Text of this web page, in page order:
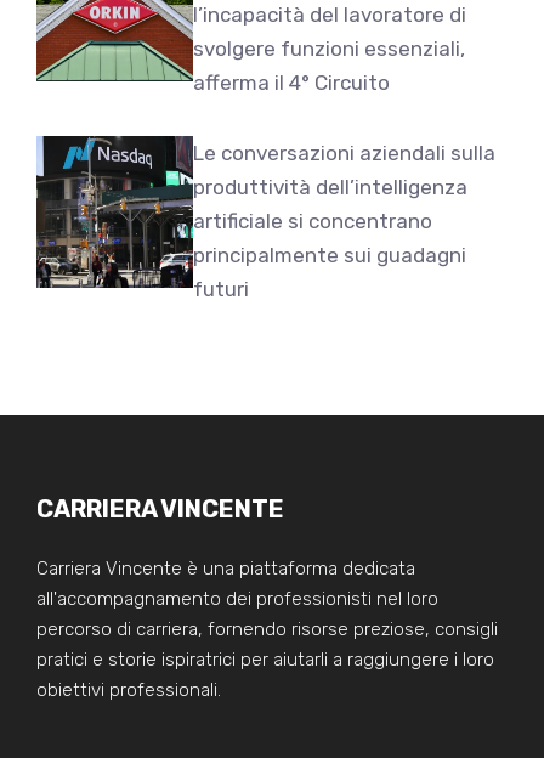
l’incapacità del lavoratore di
svolgere funzioni essenziali,
afferma il 4° Circuito
Le conversazioni aziendali sulla
produttività dell’intelligenza
artificiale si concentrano
principalmente sui guadagni
futuri
CARRIERA VINCENTE
Carriera Vincente è una piattaforma dedicata
all'accompagnamento dei professionisti nel loro
percorso di carriera, fornendo risorse preziose, consigli
pratici e storie ispiratrici per aiutarli a raggiungere i loro
obiettivi professionali.